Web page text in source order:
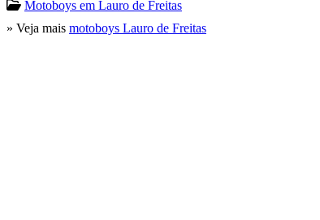
Motoboys em Lauro de Freitas
» Veja mais motoboys Lauro de Freitas